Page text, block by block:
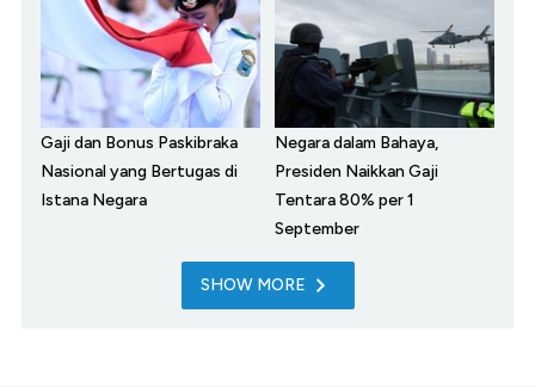
Gaji dan Bonus Paskibraka
Nasional yang Bertugas di
Istana Negara
Negara dalam Bahaya,
Presiden Naikkan Gaji
Tentara 80% per 1
September
SHOW MORE